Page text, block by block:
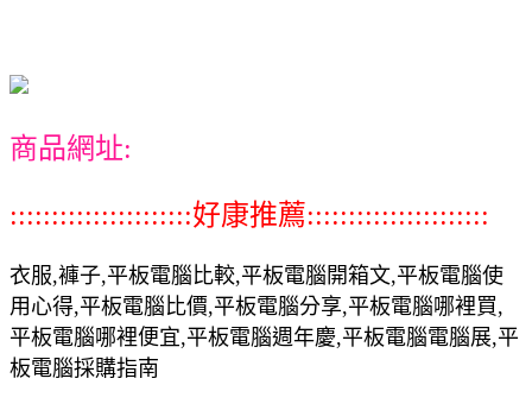
商品網址:
::::::::::::::::::::::好康推薦::::::::::::::::::::::
衣服,褲子,平板電腦比較,平板電腦開箱文,平板電腦使
用心得,平板電腦比價,平板電腦分享,平板電腦哪裡買,
平板電腦哪裡便宜,平板電腦週年慶,平板電腦電腦展,平
板電腦採購指南